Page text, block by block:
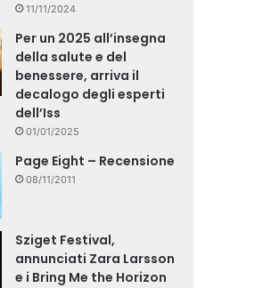
11/11/2024
Per un 2025 all’insegna
della salute e del
benessere, arriva il
decalogo degli esperti
dell’Iss
01/01/2025
Page Eight – Recensione
08/11/2011
Sziget Festival,
annunciati Zara Larsson
e i Bring Me the Horizon